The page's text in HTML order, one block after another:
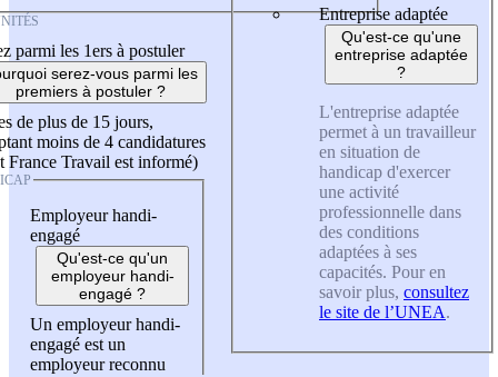
parmi les 1ers à postuler
serez-vous parmi les
premiers à postuler ?
de plus de 15 jours,
moins de 4 candidatures
France Travail est informé)
Employeur handi-
engagé
Qu'est-ce qu'un
employeur handi-
engagé ?
Un employeur handi-
engagé est un
employeur reconnu
Entreprise adaptée
Qu'est-ce qu'une
entreprise adaptée
?
L'entreprise adaptée
permet à un travailleur
en situation de
handicap d'exercer
une activité
professionnelle dans
des conditions
adaptées à ses
capacités. Pour en
savoir plus, consultez
le site de l’UNEA.